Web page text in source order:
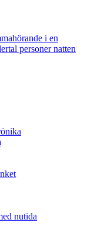
i en
personer natten
nutida